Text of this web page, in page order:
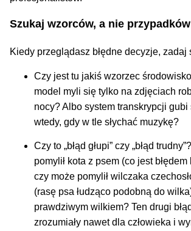
Szukaj wzorców, a nie przypadków
Kiedy przeglądasz błędne decyzje, zadaj
Czy jest tu jakiś wzorzec
model myli się tylko na zdjęciach
nocy? Albo system transkrypcji gubi
wtedy, gdy w tle słychać muzykę?
Czy to „błąd głupi” czy „błąd
pomylił kota z psem (co jest
czy może pomylił wilczaka
(rasę psa łudząco podobną do
prawdziwym wilkiem? Ten drugi
zrozumiały nawet dla człowieka i